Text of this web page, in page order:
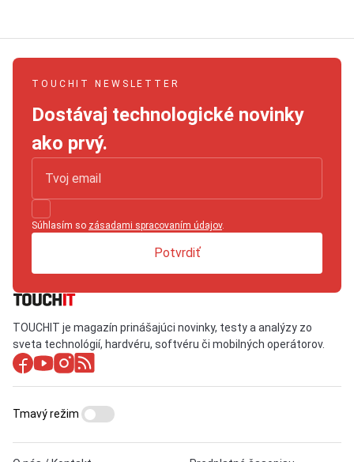
TOUCHIT NEWSLETTER
Dostávaj technologické novinky
ako prvý.
Súhlasím so zásadami spracovaním údajov.
Potvrdiť
TOUCHIT je magazín prinášajúci novinky, testy a analýzy zo
sveta technológií, hardvéru, softvéru či mobilných operátorov.
Tmavý režim